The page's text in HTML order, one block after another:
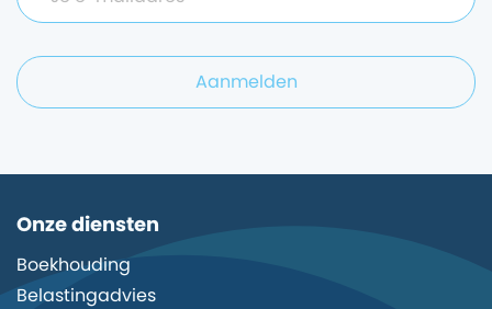
Aanmelden
Onze diensten
Boekhouding
Belastingadvies